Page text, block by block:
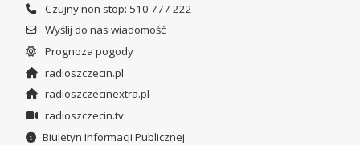
Czujny non stop: 510 777 222
Wyślij do nas wiadomość
Prognoza pogody
radioszczecin.pl
radioszczecinextra.pl
radioszczecin.tv
Biuletyn Informacji Publicznej